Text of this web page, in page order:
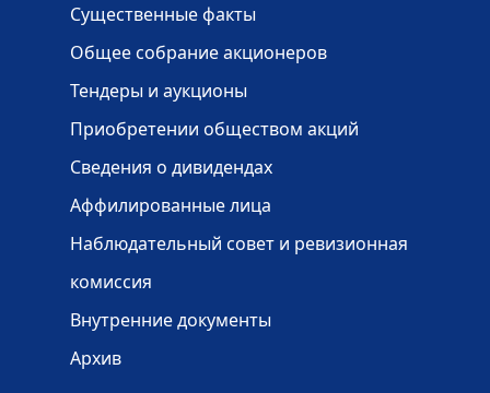
Существенные факты
Общее собрание акционеров
Тендеры и аукционы
Приобретении обществом акций
Сведения о дивидендах
Аффилированные лица
Наблюдательный совет и ревизионная
комиссия
Внутренние документы
Архив